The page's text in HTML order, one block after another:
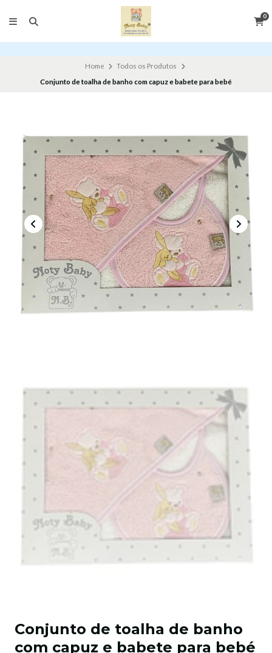
0
Home
Todos os Produtos
Conjunto de toalha de banho com capuz e babete para bebé
Conjunto de toalha de banho
com capuz e babete para bebé